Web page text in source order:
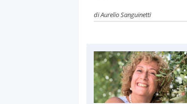
diAurelio Sanguinetti